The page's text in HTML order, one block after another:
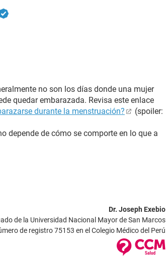
no son los días donde una mujer
quedar embarazada. Revisa este enlace
durante la menstruación?
(spoiler:
depende de cómo se comporte en lo que a
Dr. Joseph Exebio
de la Universidad Nacional Mayor de San Marcos
de registro 75153 en el Colegio Médico del Perú